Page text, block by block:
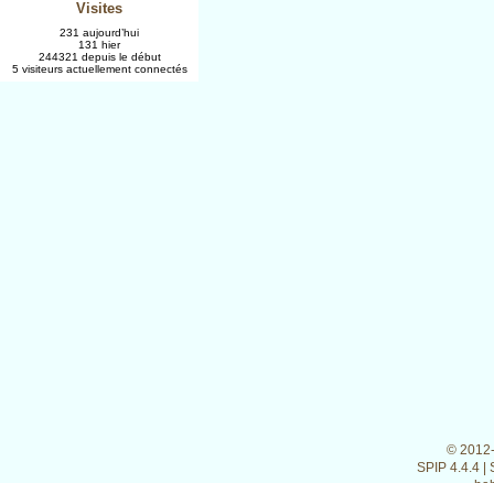
Visites
231 aujourd’hui
131 hier
244321 depuis le début
5 visiteurs actuellement connectés
©
SPIP 4.4.4